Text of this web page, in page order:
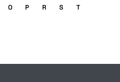
O P R S
T